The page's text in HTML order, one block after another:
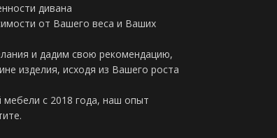
дивана
от Вашего веса и Ваших
и дадим свою рекомендацию,
изделия, исходя из Вашего роста
с 2018 года, наш опыт